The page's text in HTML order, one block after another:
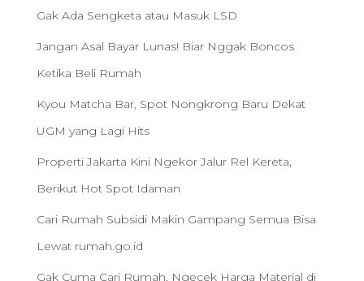
Gak Ada Sengketa atau Masuk LSD
Jangan Asal Bayar Lunas! Biar Nggak Boncos
Ketika Beli Rumah
Kyou Matcha Bar, Spot Nongkrong Baru Dekat
UGM yang Lagi Hits
Properti Jakarta Kini Ngekor Jalur Rel Kereta,
Berikut Hot Spot Idaman
Cari Rumah Subsidi Makin Gampang Semua Bisa
Lewat rumah.go.id
Gak Cuma Cari Rumah, Ngecek Harga Material di